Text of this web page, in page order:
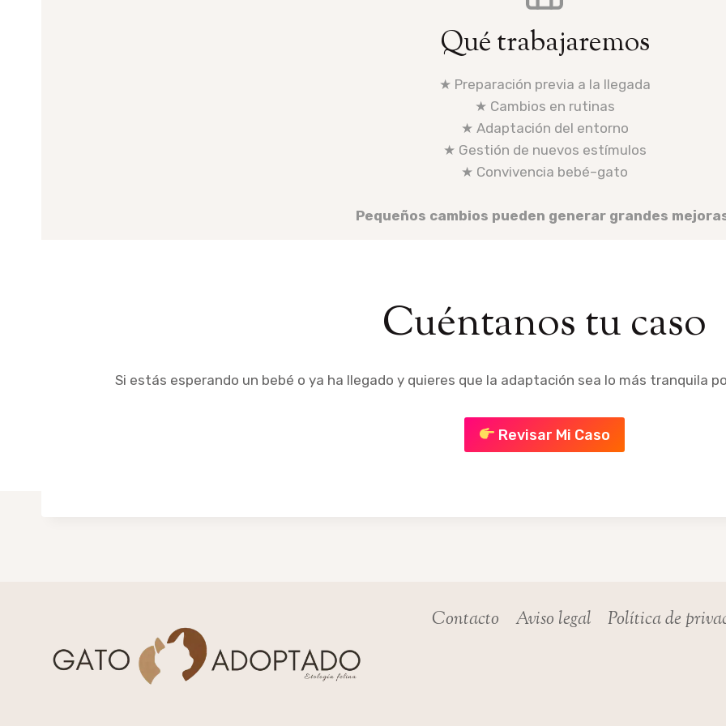
Qué trabajaremos
★ Preparación previa a la llegada
★ Cambios en rutinas
★ Adaptación del entorno
★ Gestión de nuevos estímulos
★ Convivencia bebé–gato
Pequeños cambios pueden generar grandes
Cuéntanos tu caso
Si estás esperando un bebé o ya ha llegado y quieres que la adaptación sea lo más tranquila
Revisar Mi Caso
Contacto Aviso legal Política de